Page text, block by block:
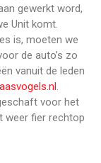
gewerkt word,
Unit komt.
is, moeten we
de auto’s zo
vanuit de leden
.
voor het
weer fier rechtop